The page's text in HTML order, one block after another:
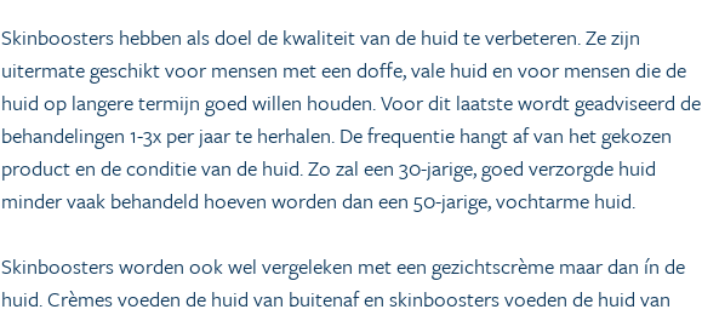
Skinboosters hebben als doel de kwaliteit van de huid te verbeteren. Ze zijn
uitermate geschikt voor mensen met een doffe, vale huid en voor mensen die de
huid op langere termijn goed willen houden. Voor dit laatste wordt geadviseerd de
behandelingen 1-3x per jaar te herhalen. De frequentie hangt af van het gekozen
product en de conditie van de huid. Zo zal een 30-jarige, goed verzorgde huid
minder vaak behandeld hoeven worden dan een 50-jarige, vochtarme huid.
Skinboosters worden ook wel vergeleken met een gezichtscrème maar dan ín de
huid. Crèmes voeden de huid van buitenaf en skinboosters voeden de huid van